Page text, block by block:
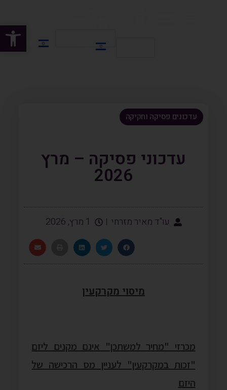
עדכונים פסיקה וחקיקה
עדכוני פסיקה – מרץ
2026
עו"ד מאיר מזרחי 1 מרץ, 2026
מיסוי מקרקעין
מכרזי "מחיר למשתכן" אינם מקנים ליזם
"זכות במקרקעין" לעניין מס הרכישה של
היזם